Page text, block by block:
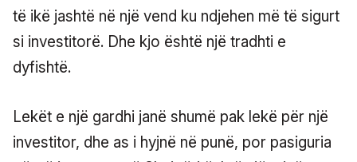
të ikë jashtë në një vend ku ndjehen më të sigurt
si investitorë. Dhe kjo është një tradhti e
dyfishtë.
Lekët e një gardhi janë shumë pak lekë për një
investitor, dhe as i hyjnë në punë, por pasiguria